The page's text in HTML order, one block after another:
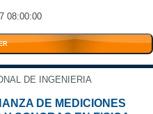
08:00:00
DE INGENIERIA
DE MEDICIONES